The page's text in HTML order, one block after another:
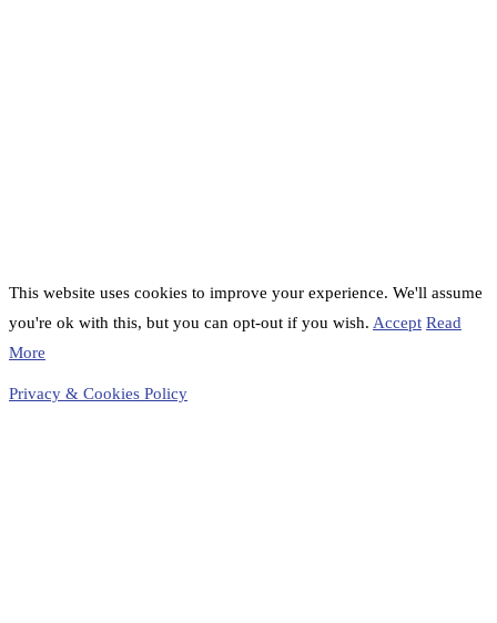
This website uses cookies to improve your experience. We'll assume
you're ok with this, but you can opt-out if you wish. Accept Read
More
Privacy & Cookies Policy